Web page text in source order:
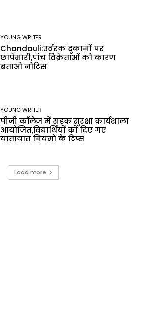
YOUNG WRITER
Chandauli:उर्वरक दुकानों पर
छापेमारी,पांच विक्रेताओं को कारण
बताओ नोटिस
YOUNG WRITER
पीजी कॉलेज में सड़क सुरक्षा कार्यशाला
आयोजित,विद्यार्थियों को दिए गए
यातायात नियमों के टिप्स
Load more